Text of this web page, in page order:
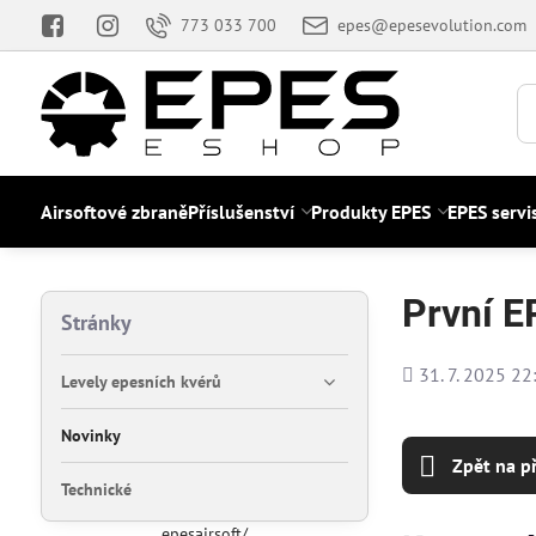
773 033 700 epes@epesevolution.com
Airsoftové zbraněPříslušenství Produkty EPES EPES
První
Přidáno
31. 7. 2025
Zpět na
Stránky
Levely epesních kvérů
Novinky
Technické